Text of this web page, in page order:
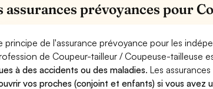
assurances prévoyances pour
principe de l'assurance prévoyance pour les
de Coupeur-tailleur / Coupeuse-tailleuse
à des accidents ou des maladies. Les
vos proches (conjoint et enfants) si vous avez